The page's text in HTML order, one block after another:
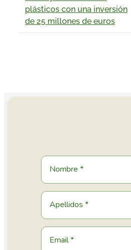
plásticos con una inversión
de 25 millones de euros